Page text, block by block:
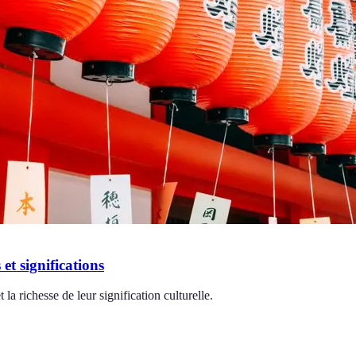
significations
la richesse de leur signification culturelle.